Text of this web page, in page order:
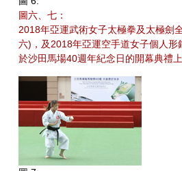
圖六、七：
2018年亞運武術女子太極拳及太極劍
六)，及2018年亞運空手道女子個人形
於沙田馬場40週年紀念日的開幕典禮上